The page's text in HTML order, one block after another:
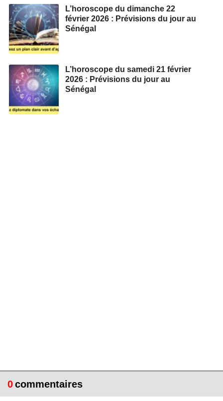
L’horoscope du dimanche 22
février 2026 : Prévisions du jour au
Sénégal
L’horoscope du samedi 21 février
2026 : Prévisions du jour au
Sénégal
0commentaires